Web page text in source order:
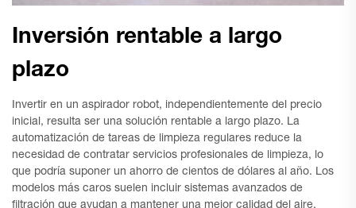
Inversión rentable a largo
plazo
Invertir en un aspirador robot, independientemente del precio
inicial, resulta ser una solución rentable a largo plazo. La
automatización de tareas de limpieza regulares reduce la
necesidad de contratar servicios profesionales de limpieza, lo
que podría suponer un ahorro de cientos de dólares al año. Los
modelos más caros suelen incluir sistemas avanzados de
filtración que ayudan a mantener una mejor calidad del aire,